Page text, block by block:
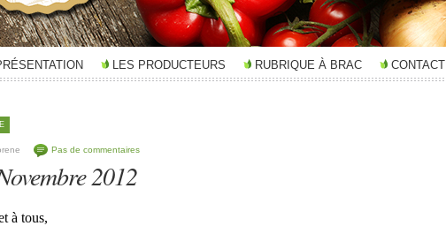
LES PRODUCTEURS RUBRIQUE À BRAC CONTACT
Pas de commentaires
2012
à tous,